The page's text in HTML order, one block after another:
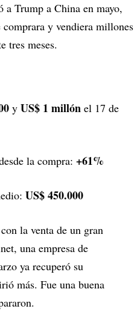
a Trump a China en mayo,
comprara y vendiera millones
tres meses.
y US$ 1 millón el 17 de
la compra: +61%
US$ 450.000
la venta de un gran
una empresa de
ya recuperó su
más. Fue una buena